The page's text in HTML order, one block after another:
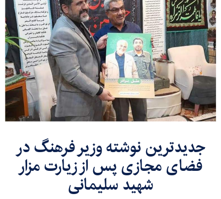
جدیدترین نوشته وزیر فرهنگ در
فضای مجازی پس از زیارت مزار
شهید سلیمانی